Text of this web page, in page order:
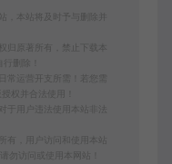
，本站将及时予与删除并
归原著所有，禁止下载本
删除！
常运营开支所需！若您需
权并合法使用！
于用户违法使用本站非法
有，用户访问和使用本站
勿访问或使用本网站！